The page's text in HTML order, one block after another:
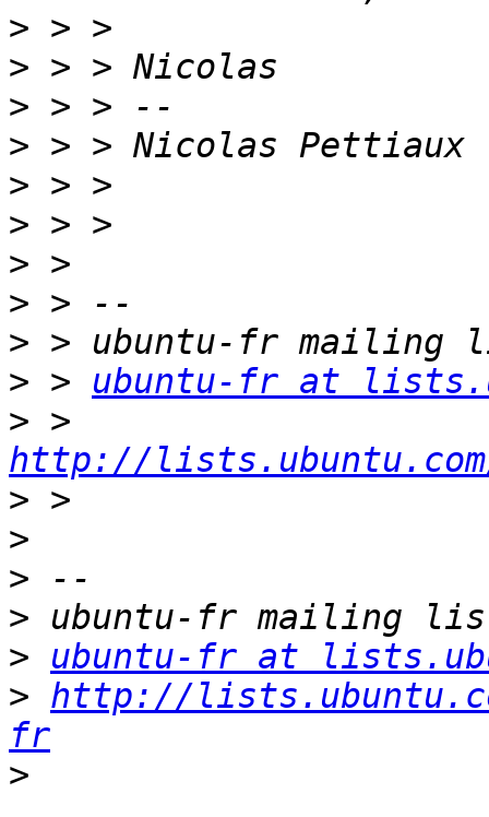
>
>
>
>
>
>
>
>
>
> > ubuntu-fr at
>
http://
>
>
>
>
>
ubuntu-fr at
> http://
fr
>